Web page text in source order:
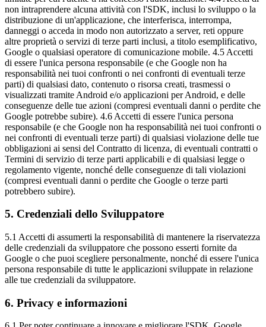
non intraprendere alcuna attività con l'SDK, inclusi lo sviluppo o la
distribuzione di un'applicazione, che interferisca, interrompa,
danneggi o acceda in modo non autorizzato a server, reti oppure
altre proprietà o servizi di terze parti inclusi, a titolo esemplificativo,
Google o qualsiasi operatore di comunicazione mobile. 4.5 Accetti
di essere l'unica persona responsabile (e che Google non ha
responsabilità nei tuoi confronti o nei confronti di eventuali terze
parti) di qualsiasi dato, contenuto o risorsa creati, trasmessi o
visualizzati tramite Android e/o applicazioni per Android, e delle
conseguenze delle tue azioni (compresi eventuali danni o perdite che
Google potrebbe subire). 4.6 Accetti di essere l'unica persona
responsabile (e che Google non ha responsabilità nei tuoi confronti o
nei confronti di eventuali terze parti) di qualsiasi violazione delle tue
obbligazioni ai sensi del Contratto di licenza, di eventuali contratti o
Termini di servizio di terze parti applicabili e di qualsiasi legge o
regolamento vigente, nonché delle conseguenze di tali violazioni
(compresi eventuali danni o perdite che Google o terze parti
potrebbero subire).
5. Credenziali dello Sviluppatore
5.1 Accetti di assumerti la responsabilità di mantenere la riservatezza
delle credenziali da sviluppatore che possono esserti fornite da
Google o che puoi scegliere personalmente, nonché di essere l'unica
persona responsabile di tutte le applicazioni sviluppate in relazione
alle tue credenziali da sviluppatore.
6. Privacy e informazioni